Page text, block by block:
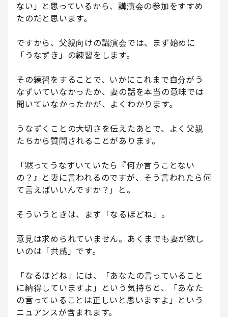
ない」と思っているから、講演会の参加をすすめ
たのだと思います。
ですから、父親向けの講演会では、まず始めに
「うなずき」の練習をします。
その練習をすることで、いかにこれまで自分がう
なずいていなかったか、妻の話を本当の意味では
聞いていなかったかが、よくわかります。
うなずくことの大切さを伝えたあとで、よく父親
たちから質問されることがあります。
「黙ってうなずいていたら『何か言うことない
の？』と妻に言われるのですが、そう言われたら何
て言えばいいんですか？」と。
そういうときは、まず「なるほどね」。
意見は求められていません。あくまでも妻が欲し
いのは「共感」です。
「なるほどね」には、「あなたの言っていること
に納得していますよ」という気持ちと、「あなた
の言っていることは正しいと思いますよ」という
ニュアンスが含まれます。